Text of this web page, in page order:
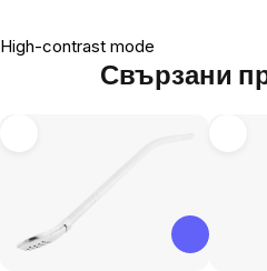
High-contrast mode
Свързани